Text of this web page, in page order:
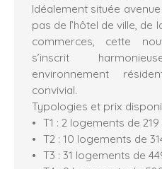
Idéalement située
pas de l’hôtel de ville, de
commerces, cette
s’inscrit
environnement
convivial.
Typologies et prix
T1 : 2 logements de
T2 : 10 logements de
T3 : 31 logements de